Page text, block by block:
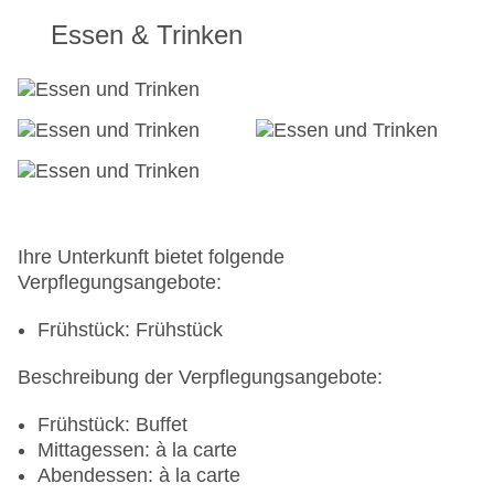
Essen & Trinken
Ihre Unterkunft bietet folgende
Verpflegungsangebote:
Frühstück: Frühstück
Beschreibung der Verpflegungsangebote:
Frühstück: Buffet
Mittagessen: à la carte
Abendessen: à la carte